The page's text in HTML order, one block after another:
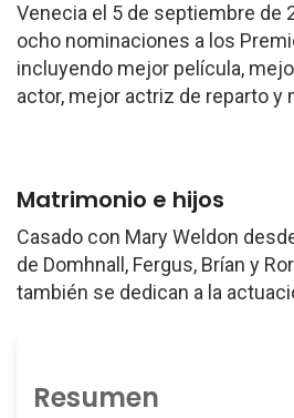
Venecia el 5 de septiembre de
ocho nominaciones a los
incluyendo mejor película,
actor, mejor actriz de reparto y
Matrimonio e hijos
Casado con Mary Weldon
de Domhnall, Fergus, Brían y
también se dedican a la
Resumen